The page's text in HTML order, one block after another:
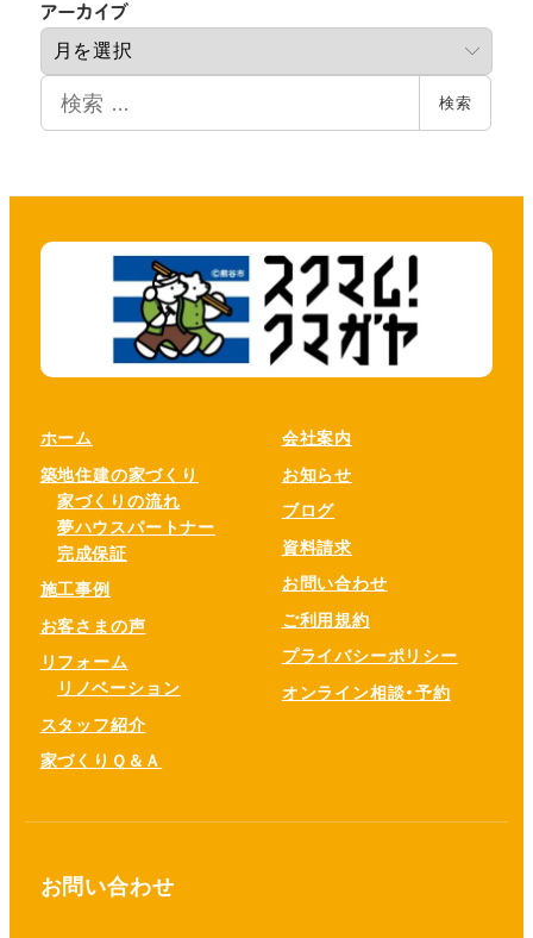
アーカイブ
カ
検
検索
ホーム
築地住建の家づくり
家づくりの流れ
夢ハウスパートナー
完成保証
施工事例
お客さまの声
リフォーム
リノベーション
スタッフ紹介
家づくりＱ＆Ａ
会社案内
お知らせ
ブログ
資料請求
お問い合わせ
ご利用規約
プライバシーポリシー
オンライン相談・予約
お問い合わせ